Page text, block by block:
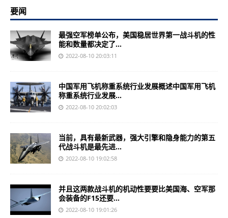
要闻
最强空军榜单公布，美国稳居世界第一战斗机的性
能和数量都决定了...
2022-08-10 20:03:11
中国军用飞机称重系统行业发展概述中国军用飞机
称重系统行业发展...
2022-08-10 20:02:03
当前，具有最新武器，强大引擎和隐身能力的第五
代战斗机是最先进...
2022-08-10 19:02:58
并且这两款战斗机的机动性要要比美国海、空军那
会装备的F15还要...
2022-08-10 19:01:26